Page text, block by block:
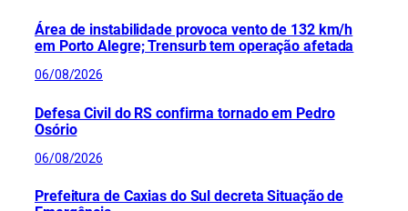
Área de instabilidade provoca vento de 132 km/h
em Porto Alegre; Trensurb tem operação afetada
06/08/2026
Defesa Civil do RS confirma tornado em Pedro
Osório
06/08/2026
Prefeitura de Caxias do Sul decreta Situação de